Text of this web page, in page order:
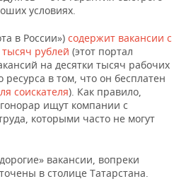
условиях.
в России») содержит вакансии с
рублей (этот портал
на десятки тысяч рабочих
ресурса в том, что он бесплатен
соискателя). Как правило,
ищут компании с
которыми часто не могут
вакансии, вопреки
в столице Татарстана.